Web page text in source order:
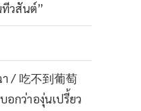
วสันต์”
/ 吃不到葡萄
อกว่าองุ่นเปรี้ยว